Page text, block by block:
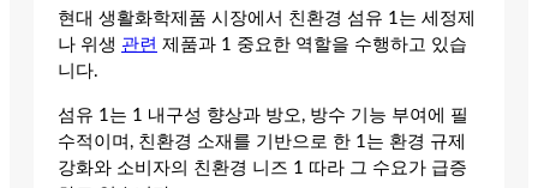
현대 생활화학제품 시장에서 친환경 섬유 1는 세정제
나 위생 관련 제품과 1 중요한 역할을 수행하고 있습
니다.
섬유 1는 1 내구성 향상과 방오, 방수 기능 부여에 필
수적이며, 친환경 소재를 기반으로 한 1는 환경 규제
강화와 소비자의 친환경 니즈 1 따라 그 수요가 급증